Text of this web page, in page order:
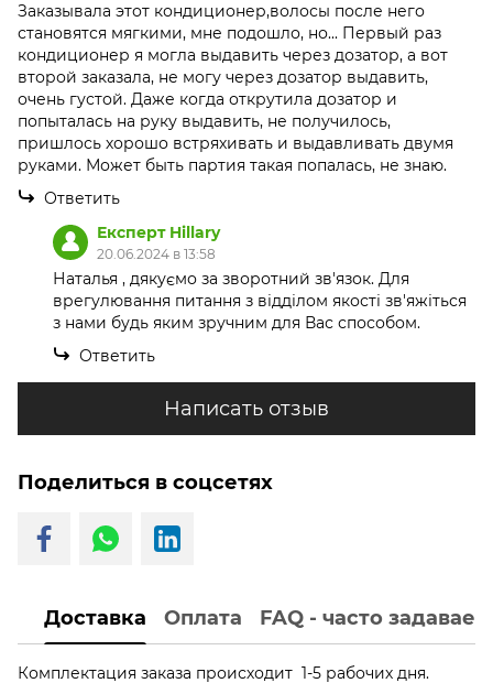
Заказывала этот кондиционер,волосы после него
становятся мягкими, мне подошло, но... Первый раз
кондиционер я могла выдавить через дозатор, а вот
второй заказала, не могу через дозатор выдавить,
очень густой. Даже когда открутила дозатор и
попыталась на руку выдавить, не получилось,
пришлось хорошо встряхивать и выдавливать двумя
руками. Может быть партия такая попалась, не знаю.
Ответить
Експерт Hillary
20.06.2024 в 13:58
Наталья , дякуємо за зворотний зв'язок. Для
врегулювання питання з відділом якості зв'яжіться
з нами будь яким зручним для Вас способом.
Ответить
Написать отзыв
Поделиться в соцсетях
Доставка Оплата FAQ - часто
Комплектация заказа происходит 1-5 рабочих дня.